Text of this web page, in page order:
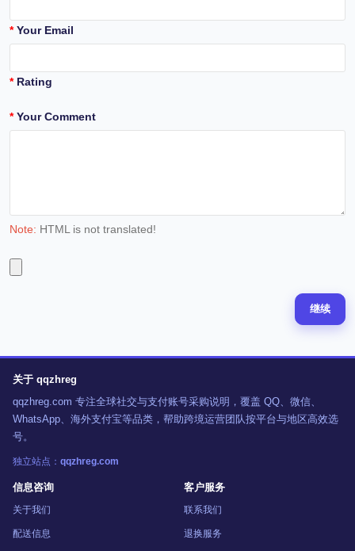
Your Email
Rating
Your Comment
Note: HTML is not translated!
继续
关于 qqzhreg
qqzhreg.com 专注全球社交与支付账号采购说明，覆盖 QQ、微信、
WhatsApp、海外支付宝等品类，帮助跨境运营团队按平台与地区高效选
号。
独立站点： qqzhreg.com
信息咨询
关于我们
配送信息
客户服务
联系我们
退换服务